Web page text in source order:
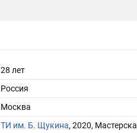
28 лет
Россия
Москва
ТИ им. Б. Щукина, 2020,